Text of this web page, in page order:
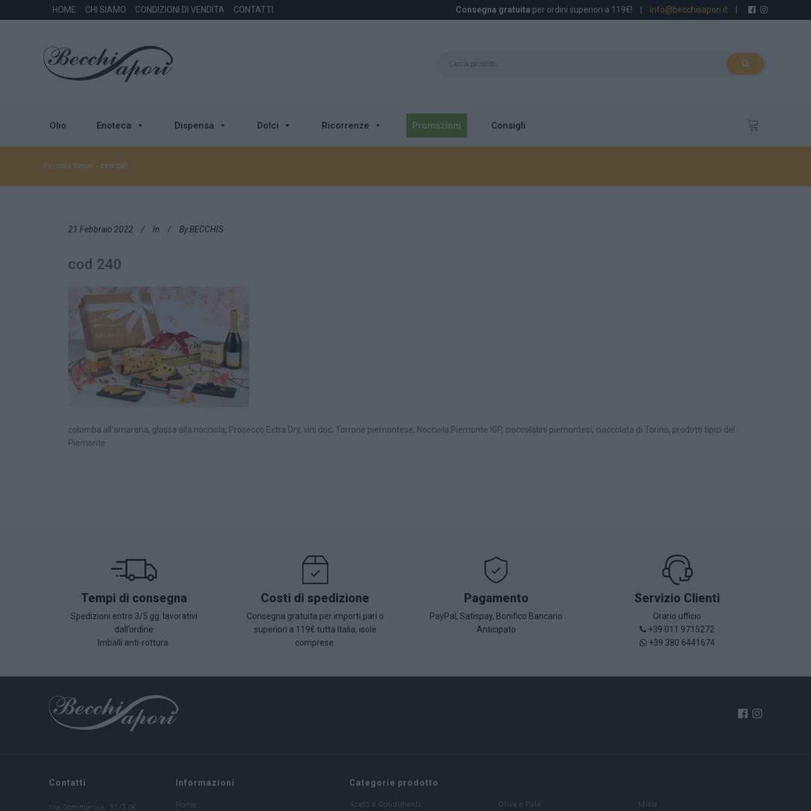
HOME CHI SIAMO CONDIZIONI DI VENDITA CONTATTI Consegna gratuita per ordini superiori a 119€! info@becchisapori.it
Olio Enoteca Dispensa Dolci Ricorrenze Promozioni Consigli
Becchis Sapori / cod 240
21 Febbraio 2022 In By BECCHIS
cod 240
colomba all’amarena, glassa alla nocciola, Prosecco Extra Dry, vini doc, Torrone piemontese, Nocciola Piemonte IGP, cioccolatini piemontesi, cioccolato di Torino, prodotti tipici del
Piemonte
Tempi di consegna
Spedizioni entro 3/5 gg. lavorativi
dall’ordine
Imballi anti-rottura.
Costi di spedizione
Consegna gratuita per importi pari o
superiori a 119€ tutta Italia, isole
comprese.
Pagamento
PayPal, Satispay, Bonifico Bancario
Anticipato
Servizio Clienti
Orario ufficio
+39 011 9715272
+39 380 6441674
Contatti
Via Sommariva, 31/2/B
Informazioni
Home
Categorie prodotto
Aceto e Condimenti Olive e Patè Miele